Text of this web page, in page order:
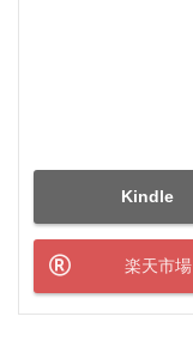
Kindle
楽天市場